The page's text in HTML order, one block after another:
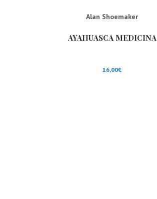
Alan Shoemaker
AYAHUASCA MEDICINA
16,00€